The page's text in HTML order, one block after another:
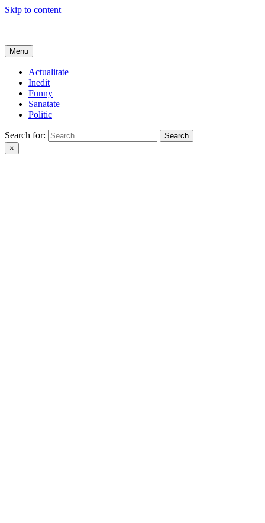
Skip to content
Menu
Actualitate
Inedit
Funny
Sanatate
Politic
Search for:
×